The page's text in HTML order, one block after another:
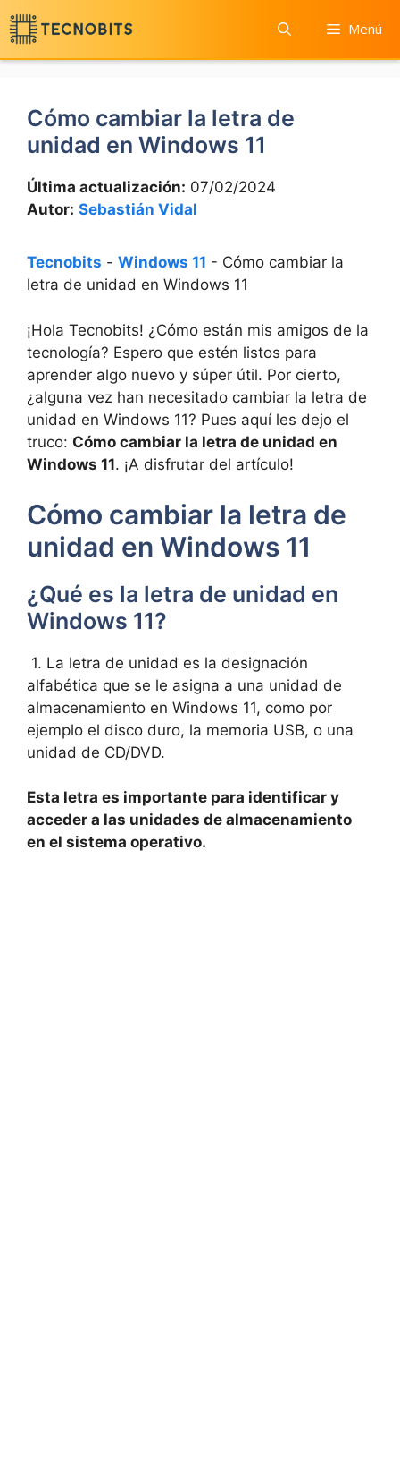
Saltar
al
contenido
Menú
Cómo cambiar la letra de
unidad en Windows 11
Última actualización: 07/02/2024
Autor: Sebastián Vidal
Tecnobits - Windows 11 - Cómo cambiar la
letra de unidad en Windows 11
¡Hola Tecnobits! ​¿Cómo están mis ​amigos de la
tecnología? Espero que estén listos para‍
aprender ‍algo nuevo y súper útil. Por cierto,​
¿alguna vez ‌han necesitado ⁣cambiar la⁤ letra de
unidad ‍en Windows 11? Pues aquí les dejo el
⁢truco: Cómo cambiar la letra de​ unidad en
⁤Windows 11. ¡A​ disfrutar del artículo!
Cómo cambiar la letra de
unidad en Windows 11
¿Qué es la letra de unidad en
Windows 11?
⁣ 1. La ‌letra de unidad es la⁣ designación
alfabética que se le asigna a una unidad ⁤de
⁢almacenamiento en Windows 11, como por
ejemplo el disco duro, ‌la memoria USB, o una
unidad‌ de CD/DVD.
Esta letra es importante para identificar y
acceder a las unidades de almacenamiento
⁣en el sistema operativo.